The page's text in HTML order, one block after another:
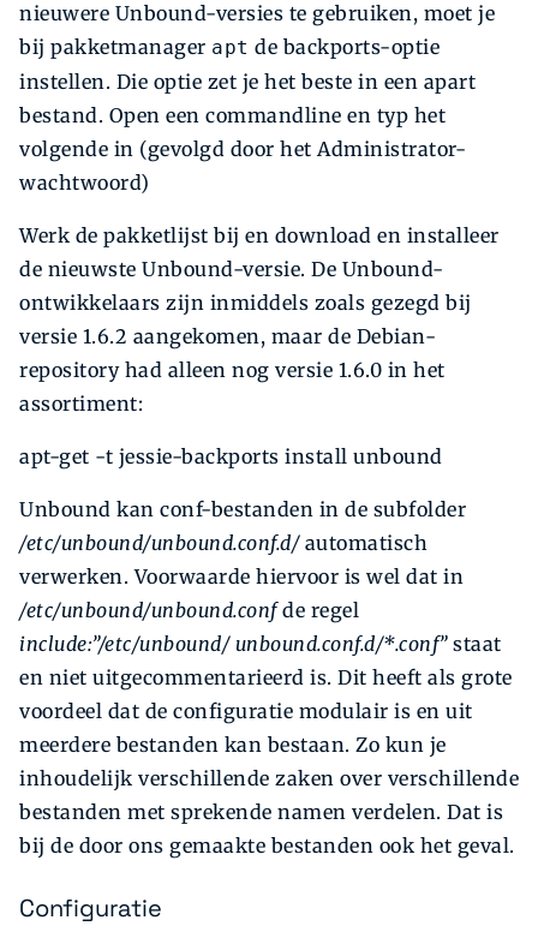
nieuwere Unbound-versies te gebruiken, moet je
bij pakketmanager apt de backports-optie
instellen. Die optie zet je het beste in een apart
bestand. Open een commandline en typ het
volgende in (gevolgd door het Administrator-
wachtwoord)
Werk de pakketlijst bij en download en installeer
de nieuwste Unbound-versie. De Unbound-
ontwikkelaars zijn inmiddels zoals gezegd bij
versie 1.6.2 aangekomen, maar de Debian-
repository had alleen nog versie 1.6.0 in het
assortiment:
apt-get -t jessie-backports install unbound
Unbound kan conf-bestanden in de subfolder
/etc/unbound/unbound.conf.d/automatisch
verwerken. Voorwaarde hiervoor is wel dat in
/etc/unbound/unbound.confde regel
include:”/etc/unbound/ unbound.conf.d/*.conf”staat
en niet uitgecommentarieerd is. Dit heeft als grote
voordeel dat de configuratie modulair is en uit
meerdere bestanden kan bestaan. Zo kun je
inhoudelijk verschillende zaken over verschillende
bestanden met sprekende namen verdelen. Dat is
bij de door ons gemaakte bestanden ook het geval.
Configuratie